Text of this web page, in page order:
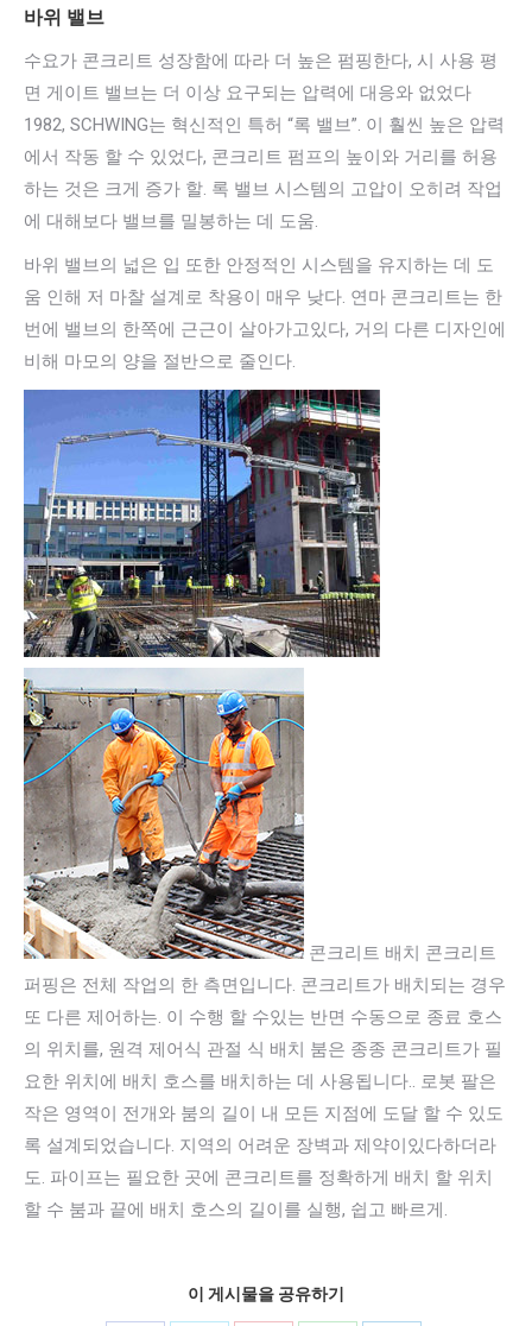
바위 밸브
수요가 콘크리트 성장함에 따라 더 높은 펌핑한다, 시 사용 평
면 게이트 밸브는 더 이상 요구되는 압력에 대응와 없었다
1982, SCHWING는 혁신적인 특허 “록 밸브”. 이 훨씬 높은 압력
에서 작동 할 수 있었다, 콘크리트 펌프의 높이와 거리를 허용
하는 것은 크게 증가 할. 록 밸브 시스템의 고압이 오히려 작업
에 대해보다 밸브를 밀봉하는 데 도움.
바위 밸브의 넓은 입 또한 안정적인 시스템을 유지하는 데 도
움 인해 저 마찰 설계로 착용이 매우 낮다. 연마 콘크리트는 한
번에 밸브의 한쪽에 근근이 살아가고있다, 거의 다른 디자인에
비해 마모의 양을 절반으로 줄인다.
콘크리트 배치 콘크리트
퍼핑은 전체 작업의 한 측면입니다. 콘크리트가 배치되는 경우
또 다른 제어하는. 이 수행 할 수있는 반면 수동으로 종료 호스
의 위치를, 원격 제어식 관절 식 배치 붐은 종종 콘크리트가 필
요한 위치에 배치 호스를 배치하는 데 사용됩니다.. 로봇 팔은
작은 영역이 전개와 붐의 길이 내 모든 지점에 도달 할 수 있도
록 설계되었습니다. 지역의 어려운 장벽과 제약이있다하더라
도. 파이프는 필요한 곳에 콘크리트를 정확하게 배치 할 위치
할 수 붐과 끝에 배치 호스의 길이를 실행, 쉽고 빠르게.
이 게시물을 공유하기